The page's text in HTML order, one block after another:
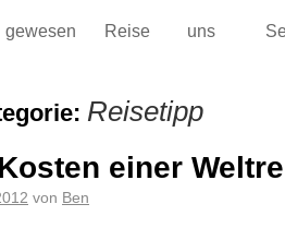
gewesen Reise uns
Reisetipp
einer
von Ben